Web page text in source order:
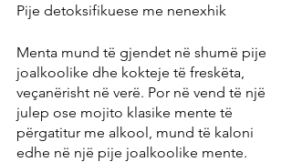
Pije detoksifikuese me nenexhik
Menta mund të gjendet në shumë pije
joalkoolike dhe kokteje të freskëta,
veçanërisht në verë. Por në vend të një
julep ose mojito klasike mente të
përgatitur me alkool, mund të kaloni
edhe në një pije joalkoolike mente.